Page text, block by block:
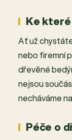
Ke
Ať už
nebo firemní
dřevěné
nejsou
necháváme
Péče o